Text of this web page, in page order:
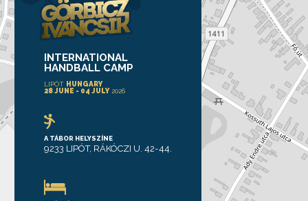
INTERNATIONAL
HANDBALL CAMP
LIPÓT HUNGARY
28 JUNE - 04 JULY2026
A TÁBOR HELYSZÍNE
9233 LIPÓT, RÁKÓCZI U. 42-44.